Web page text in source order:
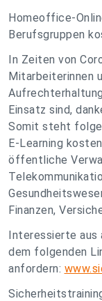
Homeoffice-
Berufsgruppen
In Zeiten von
Mitarbeiterinnen
Einsatz sind,
Somit steht
E-Learning
öffentliche
Finanzen,
Interessierte aus
dem folgenden
anfordern: